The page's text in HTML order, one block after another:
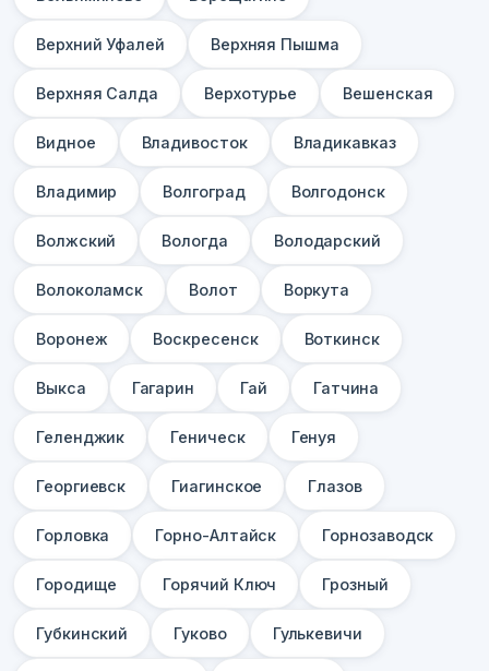
Верхний Уфалей Верхняя Пышма
Верхняя Салда Верхотурье Вешенская
Видное Владивосток Владикавказ
Владимир Волгоград Волгодонск
Волжский Вологда Володарский
Волоколамск Волот Воркута
Воронеж Воскресенск Воткинск
Выкса Гагарин Гай Гатчина
Геленджик Геническ Генуя
Георгиевск Гиагинское Глазов
Горловка Горно-Алтайск Горнозаводск
Городище Горячий Ключ Грозный
Губкинский Гуково Гулькевичи